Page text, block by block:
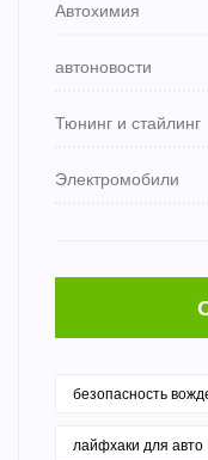
Автохимия
автоновости
Тюнинг и стайлинг
Электромобили
безопасность
лайфхаки для авто